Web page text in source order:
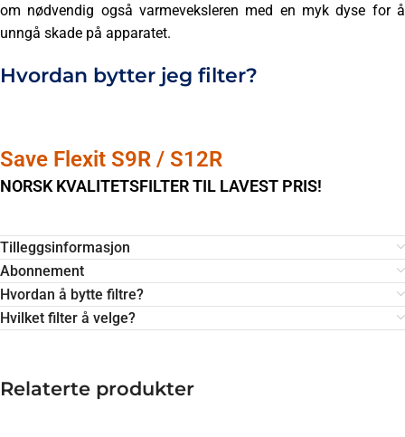
om nødvendig også varmeveksleren med en myk dyse for å
unngå skade på apparatet.
Hvordan bytter jeg filter?
Save Flexit S9R / S12R
NORSK KVALITETSFILTER TIL LAVEST PRIS!
Tilleggsinformasjon
Abonnement
Hvordan å bytte filtre?
Hvilket filter å velge?
Relaterte produkter